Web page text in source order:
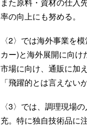
率の向上にも努める。
〈2〉では海外事業を
カー)と海外展開に向
市場に向け、通販に加
「飛躍的とは言えない
〈3〉では、調理現場
充。特に独自技術品に